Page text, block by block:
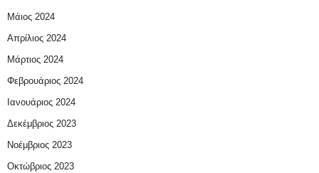
Μάιος 2024
Απρίλιος 2024
Μάρτιος 2024
Φεβρουάριος 2024
Ιανουάριος 2024
Δεκέμβριος 2023
Νοέμβριος 2023
Οκτώβριος 2023